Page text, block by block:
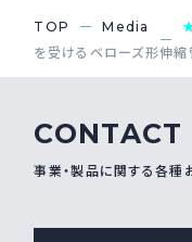
TOP Media
を受けるベローズ形伸縮
CONTACT
事業・製品に関する各